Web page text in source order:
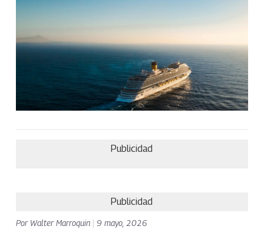
Publicidad
Publicidad
Por Walter Marroquin 9 mayo, 2026